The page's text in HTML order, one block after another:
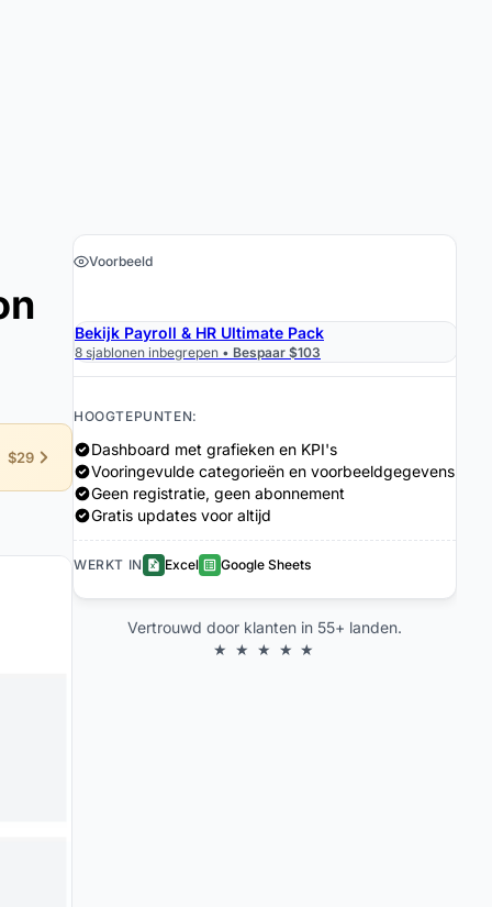
$29
Voorbeeld
Bekijk Payroll & HR Ultimate Pack
8 sjablonen inbegrepen • Bespaar $103
HOOGTEPUNTEN:
Dashboard met grafieken en KPI's
Vooringevulde categorieën en voorbeeldgegevens
Geen registratie, geen abonnement
Gratis updates voor altijd
WERKT IN Excel Google Sheets
Vertrouwd door klanten in 55+ landen.
★ ★ ★ ★ ★